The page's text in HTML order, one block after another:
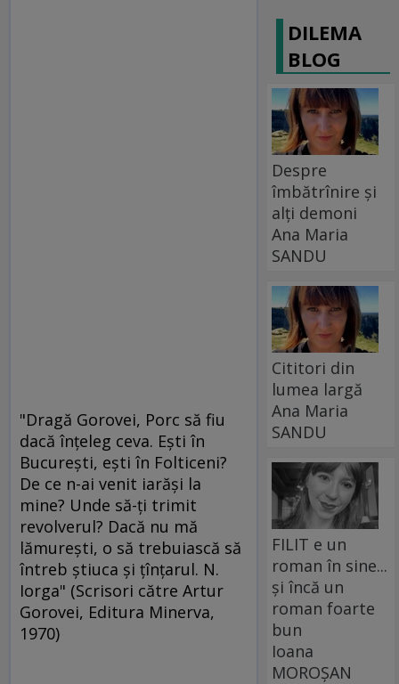
"Dragă Gorovei, Porc să fiu
dacă înţeleg ceva. Eşti în
Bucureşti, eşti în Folticeni?
De ce n-ai venit iarăşi la
mine? Unde să-ţi trimit
revolverul? Dacă nu mă
lămureşti, o să trebuiască să
întreb ştiuca şi ţînţarul. N.
Iorga" (Scrisori către Artur
Gorovei, Editura Minerva,
1970)
DILEMA
BLOG
Despre
îmbătrînire și
alți demoni
Ana Maria
SANDU
Cititori din
lumea largă
Ana Maria
SANDU
FILIT e un
roman în sine...
și încă un
roman foarte
bun
Ioana
MOROȘAN